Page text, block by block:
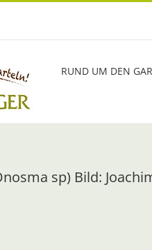
RUND UM DEN
sp) Bild: